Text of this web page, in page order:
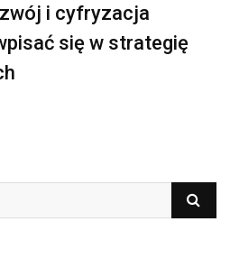
i cyfryzacja
się w strategię